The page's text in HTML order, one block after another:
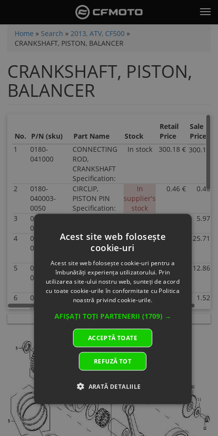
main
contentYou
are
here
Home » Search » 2013, ATV, CF500 »
CRANKSHAFT, PISTON, BALANCER
CRANKSHAFT, PISTON,
BALANCER
No. P/N (sku) Part Name Stock
Retail
Price
Sale
Price
1
0180-
041000
CONNECTING
ROD,
CRANKSHAFT
Specification:
In stock 300.18 € 300.18 €
2
0180-
040003-
0050
CIRCLIP,
PISTON PIN
Specification:
In
supplier's
stock
0.46 € 0.46 €
3
0180-
040002
5.97 €
4
0180-
040004
PISTON
Specification:
In
supplier's
25.71 € 25.71 €
5
0180-
0400A0
PISTON RING
COMP.
Specification:
In
supplier's
stock
12.86 € 12.86 €
6
0180-
040001-
Superseded
040001-
00001
NUT M18×1.5
M18×1.5（左）
In
stock
1.52 €
0180-
160002
GEAR,
SHAFT
In stock
8
0180-
160003
WOODRUFF
KEY
Specification:
In stock 0.46 € 0.46 €
Acest site web folosește
cookie-uri
Acest site web folosește cookie-uri pentru a
îmbunătăți experiența utilizatorului. Prin
utilizarea site-ului nostru web, sunteți de acord
cu toate cookie-urile în conformitate cu Politica
noastră privind cookie-urile.
AFIȘAȚI TOȚI PARTENERII (1709) →
ACCEPTĂ TOATE
REFUZĂ TOT
ARATĂ DETALIILE